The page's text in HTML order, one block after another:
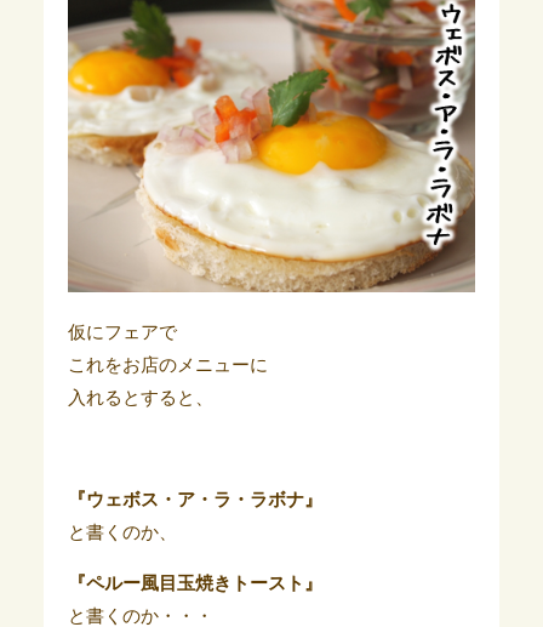
仮にフェアで
これをお店のメニューに
入れるとすると、
『ウェボス・ア・ラ・ラボナ』
と書くのか、
『ペルー風目玉焼きトースト』
と書くのか・・・